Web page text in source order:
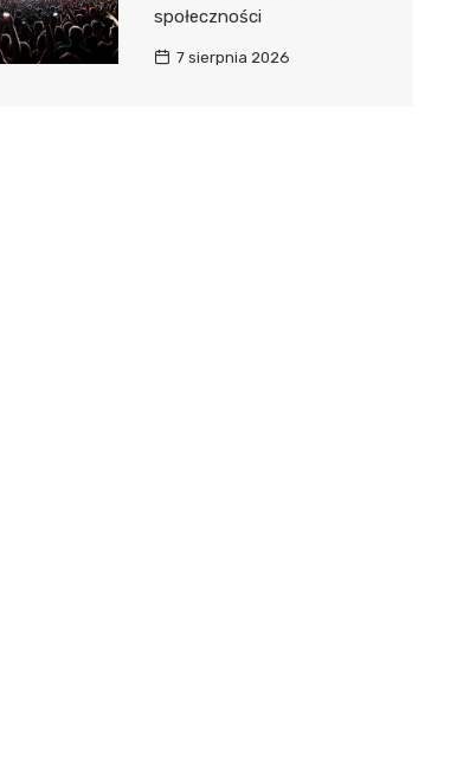
społeczności
7 sierpnia 2026